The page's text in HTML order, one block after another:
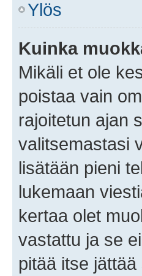
Ylös
Kuinka
Mikäli et ole
poistaa vain
rajoitetun ajan
valitsemastasi
lisätään pieni
lukemaan
kertaa olet
vastattu ja se
pitää itse